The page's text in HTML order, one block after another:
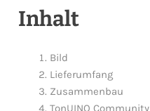
Inhalt
Bild
Lieferumfang
Zusammenbau
TonUINO Community